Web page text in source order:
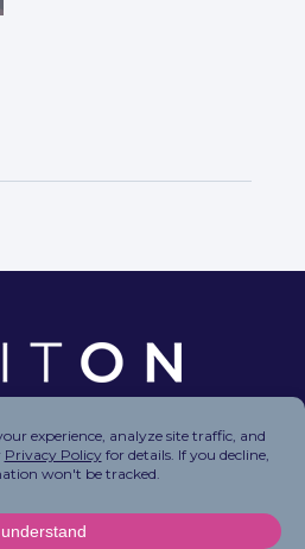
Inc. All Rights Reserved.
|Terms of Use